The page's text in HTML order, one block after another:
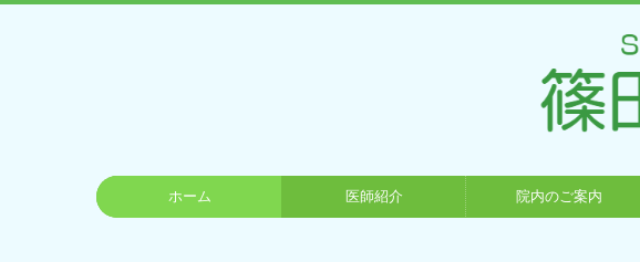
ホーム 医師紹介 院内のご案内